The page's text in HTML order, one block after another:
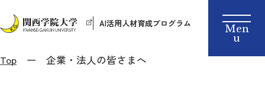
AI活用人材育成プログラム
Top 企業・法人の皆さまへ